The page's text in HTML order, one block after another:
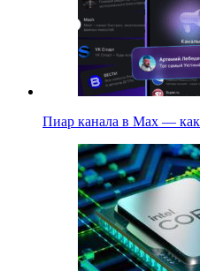
Пиар канала в Max — как